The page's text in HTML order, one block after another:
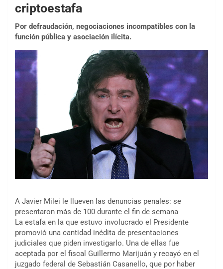
criptoestafa
Por defraudación, negociaciones incompatibles con la
función pública y asociación ilícita.
A Javier Milei le llueven las denuncias penales: se
presentaron más de 100 durante el fin de semana
La estafa en la que estuvo involucrado el Presidente
promovió una cantidad inédita de presentaciones
judiciales que piden investigarlo. Una de ellas fue
aceptada por el fiscal Guillermo Marijuán y recayó en el
juzgado federal de Sebastián Casanello, que por haber